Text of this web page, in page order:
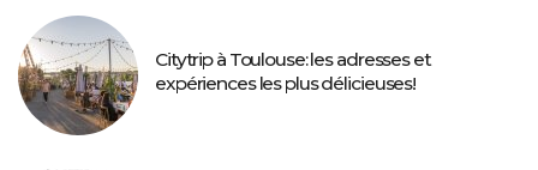
Citytrip à Toulouse: les adresses et
expériences les plus délicieuses!